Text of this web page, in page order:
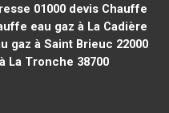
01000 devis Chauffe
eau gaz à La Cadière
gaz à Saint Brieuc 22000
La Tronche 38700